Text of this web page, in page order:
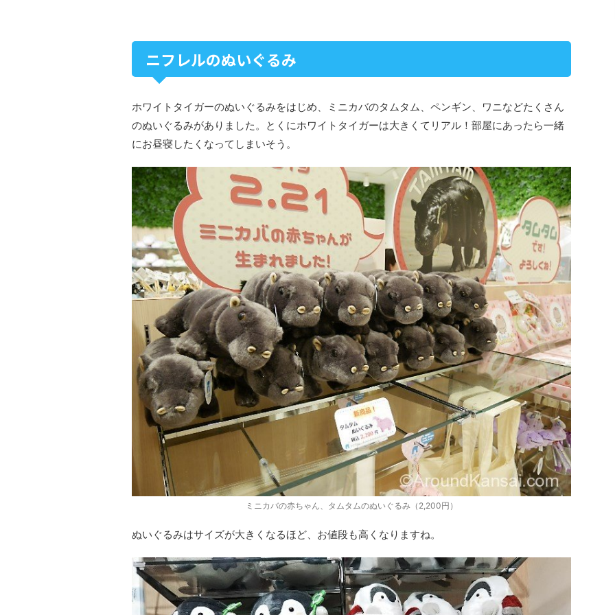
ニフレルのぬいぐるみ
ホワイトタイガーのぬいぐるみをはじめ、ミニカバのタムタム、ペンギン、ワニなどたくさん
のぬいぐるみがありました。とくにホワイトタイガーは大きくてリアル！部屋にあったら一緒
にお昼寝したくなってしまいそう。
ミニカバの赤ちゃん、タムタムのぬいぐるみ（2,200円）
ぬいぐるみはサイズが大きくなるほど、お値段も高くなりますね。